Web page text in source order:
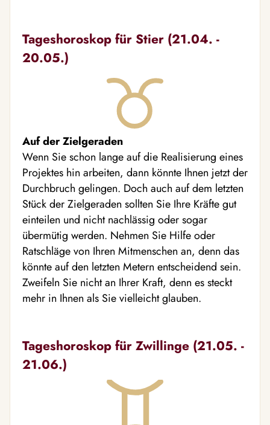
Tageshoroskop für Stier (21.04. -
20.05.)
Auf der Zielgeraden
Wenn Sie schon lange auf die Realisierung eines
Projektes hin arbeiten, dann könnte Ihnen jetzt der
Durchbruch gelingen. Doch auch auf dem letzten
Stück der Zielgeraden sollten Sie Ihre Kräfte gut
einteilen und nicht nachlässig oder sogar
übermütig werden. Nehmen Sie Hilfe oder
Ratschläge von Ihren Mitmenschen an, denn das
könnte auf den letzten Metern entscheidend sein.
Zweifeln Sie nicht an Ihrer Kraft, denn es steckt
mehr in Ihnen als Sie vielleicht glauben.
Tageshoroskop für Zwillinge (21.05. -
21.06.)